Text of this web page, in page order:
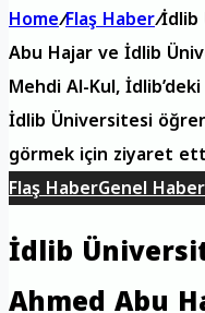
Home/Flaş Haber/İdlib
Abu Hajar ve İdlib
Mehdi Al-Kul,
İdlib Üniversitesi
görmek için ziyaret
Flaş HaberGenel
İdlib
Ahmed Abu